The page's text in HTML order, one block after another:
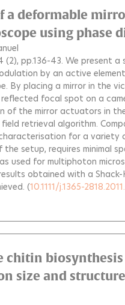
a deformable
using phase
(2), pp.136-43. We present a
by an active
By placing a mirror in the
focal spot on a
of the mirror actuators in
retrieval algorithm.
for a
setup, requires minimal
used for multiphoton
obtained with a
(10.1111/j.1365-
chitin
size and